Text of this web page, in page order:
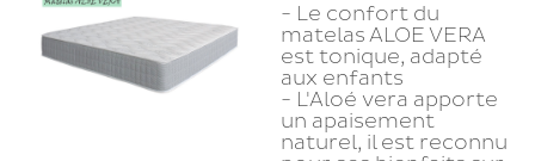
- Le confort du
matelas ALOE VERA
est tonique, adapté
aux enfants
- L'Aloé vera apporte
un apaisement
naturel, il est reconnu